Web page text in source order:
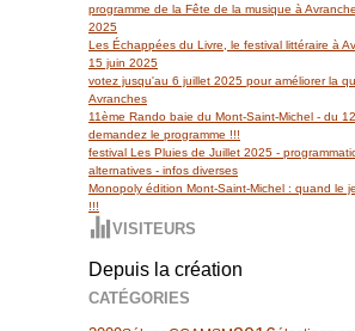
programme de la Fête de la musique à
2025
Les Échappées du Livre, le festival littéraire à
15 juin 2025
votez jusqu'au 6 juillet 2025 pour améliorer la
Avranches
11ème Rando baie du Mont-Saint-Michel - du
demandez le programme !!!
festival Les Pluies de Juillet 2025 -
alternatives - infos diverses
Monopoly édition Mont-Saint-Michel : quand le
!!!
VISITEURS
Depuis la création
CATÉGORIES